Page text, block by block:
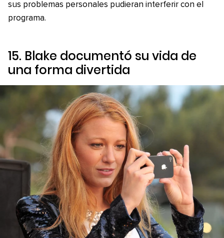
sus problemas personales pudieran interferir con el
programa.
15. Blake documentó su vida de
una forma divertida